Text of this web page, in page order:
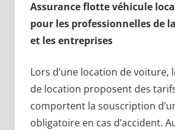
Assurance flotte véhicule
pour les professionnelles de
et les entreprises
Lors d’une location de voiture,
de location proposent des
comportent la souscription
obligatoire en cas d’accident.